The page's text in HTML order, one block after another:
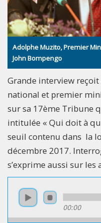
Adolphe Muzito, Premier
John Bompengo
Grande interview
national et premier
sur sa 17ème Tribune
intitulée « Qui doit à
seuil contenu dans la
décembre 2017.
s’exprime aussi sur les
00:00